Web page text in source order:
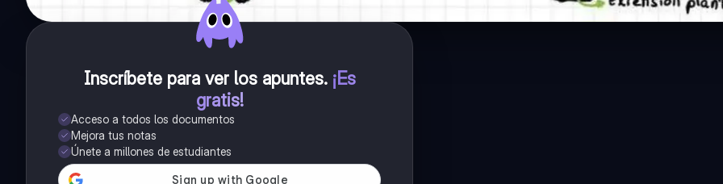
Inscríbete para ver los apuntes. ¡Es
gratis!
Acceso a todos los documentos
Mejora tus notas
Únete a millones de estudiantes